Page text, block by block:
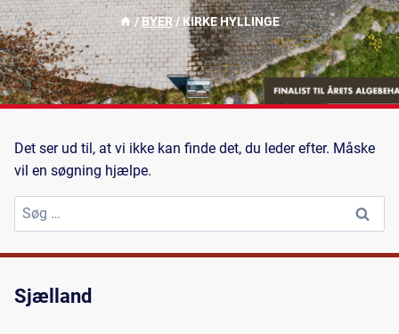
/ BYER / KIRKE HYLLINGE
Det ser ud til, at vi ikke kan finde det, du leder efter. Måske
vil en søgning hjælpe.
Søg
efter:
Sjælland